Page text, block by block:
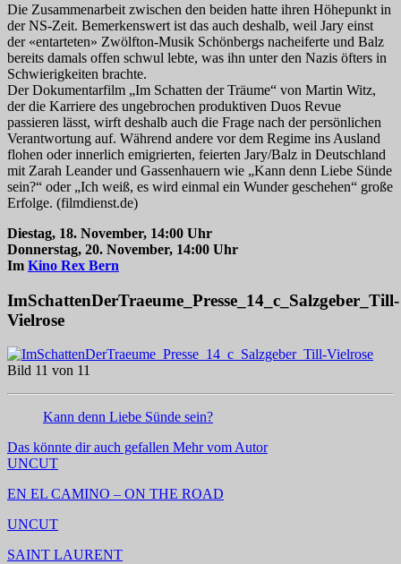
Die Zusammenarbeit zwischen den beiden hatte ihren Höhepunkt in
der NS-Zeit. Bemerkenswert ist das auch deshalb, weil Jary einst
der «entarteten» Zwölfton-Musik Schönbergs nacheiferte und Balz
bereits damals offen schwul lebte, was ihn unter den Nazis öfters in
Schwierigkeiten brachte.
Der Dokumentarfilm „Im Schatten der Träume“ von Martin Witz,
der die Karriere des ungebrochen produktiven Duos Revue
passieren lässt, wirft deshalb auch die Frage nach der persönlichen
Verantwortung auf. Während andere vor dem Regime ins Ausland
flohen oder innerlich emigrierten, feierten Jary/Balz in Deutschland
mit Zarah Leander und Gassenhauern wie „Kann denn Liebe Sünde
sein?“ oder „Ich weiß, es wird einmal ein Wunder geschehen“ große
Erfolge. (filmdienst.de)
Diestag, 18. November, 14:00 Uhr
Donnerstag, 20. November, 14:00 Uhr
Im Kino Rex Bern
ImSchattenDerTraeume_Presse_14_c_Salzgeber_Till-
Vielrose
Bild 11 von 11
Kann denn Liebe Sünde sein?
Das könnte dir auch gefallen Mehr vom Autor
UNCUT
EN EL CAMINO – ON THE ROAD
UNCUT
SAINT LAURENT